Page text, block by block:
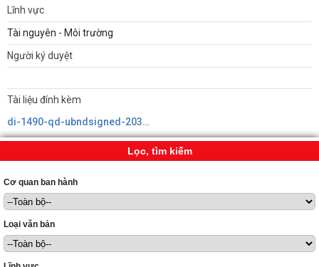
Lĩnh vực
Tài nguyên - Môi trường
Người ký duyệt
Tài liệu đính kèm
di-1490-qd-ubndsigned-20310638219241861648412.pdf
Lọc, tìm kiếm
Cơ quan ban hành
Loại văn bản